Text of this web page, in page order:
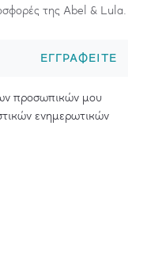
της Abel & Lula.
ΕΓΓΡΑΦΕΊΤΕ
προσωπικών μου
ενημερωτικών